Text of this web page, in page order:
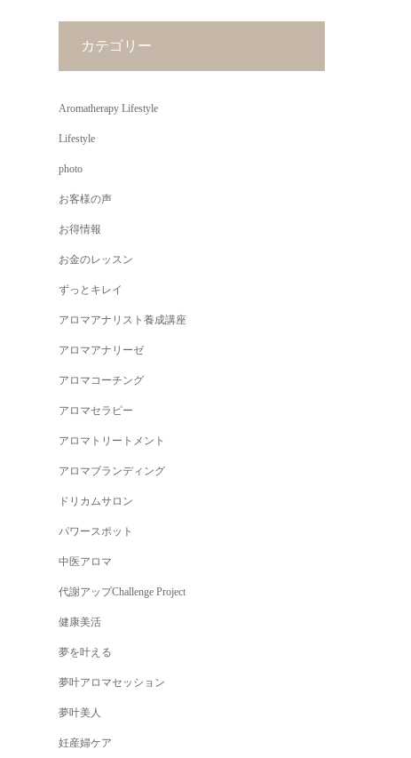
カテゴリー
Aromatherapy Lifestyle
Lifestyle
photo
お客様の声
お得情報
お金のレッスン
ずっとキレイ
アロマアナリスト養成講座
アロマアナリーゼ
アロマコーチング
アロマセラピー
アロマトリートメント
アロマブランディング
ドリカムサロン
パワースポット
中医アロマ
代謝アップChallenge Project
健康美活
夢を叶える
夢叶アロマセッション
夢叶美人
妊産婦ケア